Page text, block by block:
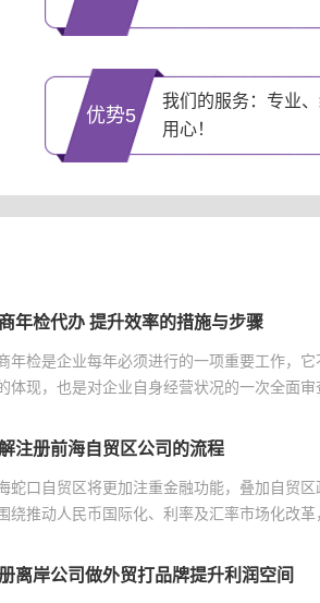
优势5
我们的服务：专业、
用心！
年检代办 提升效率的措施与步骤
年检是企业每年必须进行的一项重要工作，
体现，也是对企业自身经营状况的一次全面审
注册前海自贸区公司的流程
蛇口自贸区将更加注重金融功能，叠加自贸
绕推动人民币国际化、利率及汇率市场化改革
离岸公司做外贸打品牌提升利润空间